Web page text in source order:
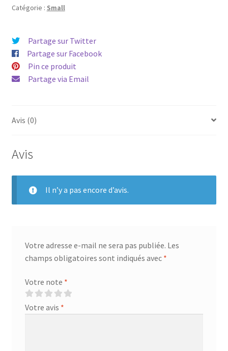
Small
Catégorie : Small
Partage sur Twitter
Partage sur Facebook
Pin ce produit
Partage via Email
Avis (0)
Avis
Il n’y a pas encore d’avis.
Votre adresse e-mail ne sera pas publiée. Les
champs obligatoires sont indiqués avec *
Votre note *
Votre avis *